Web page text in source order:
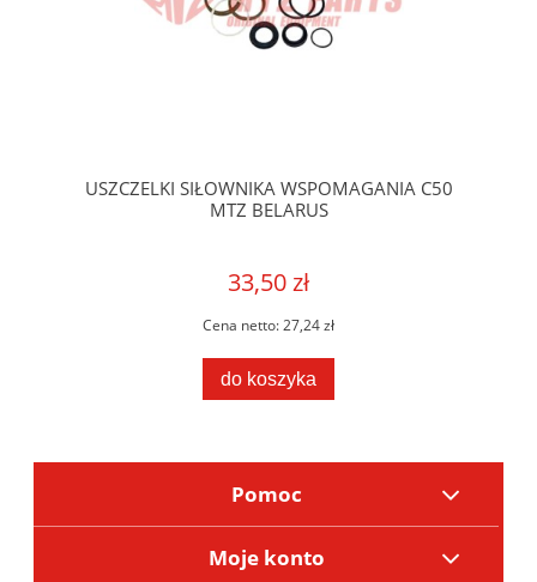
USZCZELKI SIŁOWNIKA WSPOMAGANIA C50
MTZ BELARUS
33,50 zł
Cena netto:27,24 zł
do koszyka
Pomoc
Moje konto